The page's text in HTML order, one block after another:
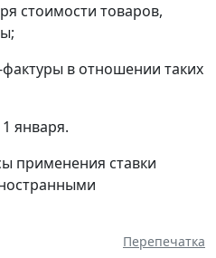
стоимости товаров,
в отношении таких
января.
применения ставки
Перепечатка